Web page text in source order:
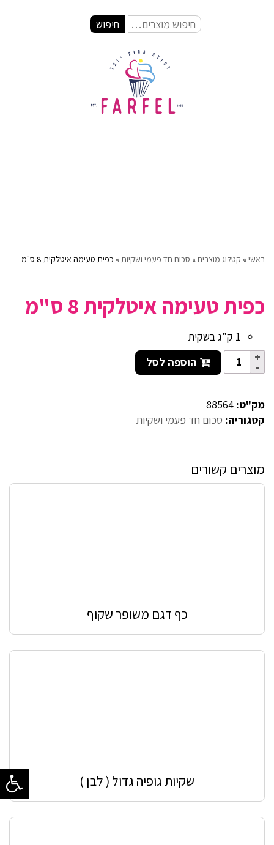
חיפוש
ראשי» קטלוג מוצרים » סכום חד פעמי ושקיות» כפית טעימה איטלקית 8 ס"מ
כפית טעימה איטלקית 8 ס"מ
1 ק"ג בשקית
הוספה לסל
מק"ט: 88564
קטגוריה: סכום חד פעמי ושקיות
מוצרים קשורים
כף דגם משופר שקוף
שקיות גופיה גדול ( לבן )